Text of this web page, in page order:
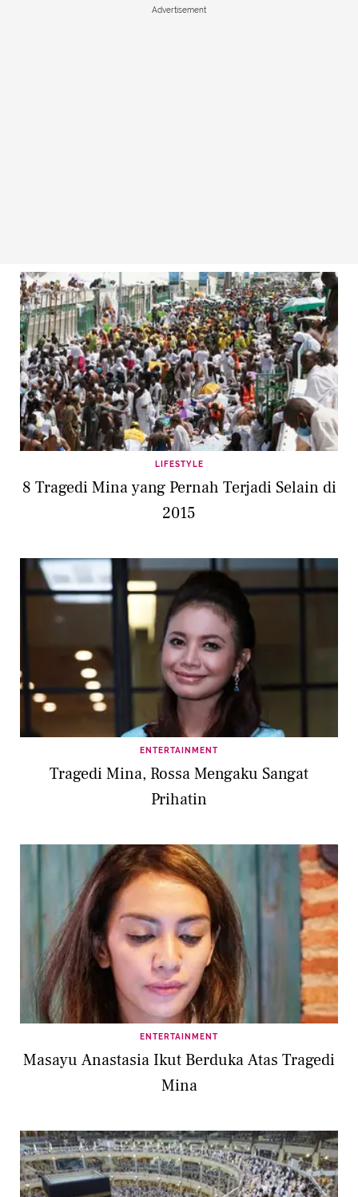
Advertisement
LIFESTYLE
8 Tragedi Mina yang Pernah Terjadi Selain di
2015
ENTERTAINMENT
Tragedi Mina, Rossa Mengaku Sangat
Prihatin
ENTERTAINMENT
Masayu Anastasia Ikut Berduka Atas Tragedi
Mina